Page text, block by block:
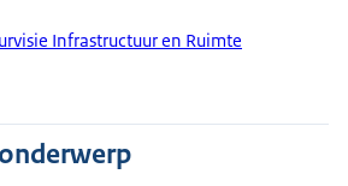
Infrastructuur en Ruimte